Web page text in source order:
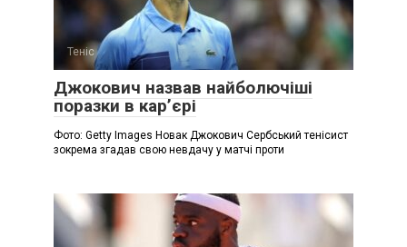
Теніс
Джокович назвав найболючіші
поразки в кар’єрі
Фото: Getty Images Новак Джокович Сербський тенісист
зокрема згадав свою невдачу у матчі проти